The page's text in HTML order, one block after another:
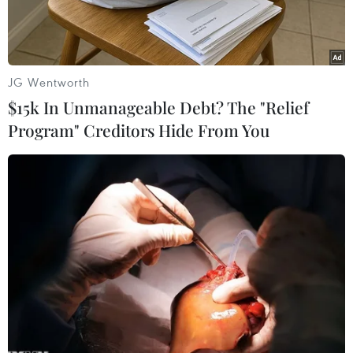
năm nay.
Hiện trường vụ tai nạn. (Ảnh: Cộng tác viên)
Viện Kiểm sát nhân dân quận Long Biên (Hà
Nội) vừa hoàn tất cáo trạng truy tố bị can
Nguyễn Quang Vinh (sinh năm 1977, ở phố
Hoàng Như Tiếp, phường Bồ Đề, quận Long
JG Wentworth
$15k In Unmanageable Debt? The "Relief
Program" Creditors Hide From You